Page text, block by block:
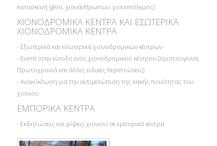
κατασκευή igloo, χιονάνθρωπων, χιονοπόλεμος)
ΧΙΟΝΟΔΡΟΜΙΚΑ ΚΕΝΤΡΑ ΚΑΙ ΕΣΩΤΕΡΙΚΑ
ΧΙΟΝΟΔΡΟΜΙΚΑ ΚΕΝΤΡΑ
- Εξωτερικά και εσωτερικά χιονοδρομικών κέντρων
- Event στην είσοδο ενός χιονοδρομικού κέντρου (Χριστούγεννα,
Πρωτοχρονιά και άλλες ειδικές περιπτώσεις)
- Ανακύκλωση για την αντιμετώπιση της κακής ποιότητας του
χιονιου
ΕΜΠΟΡΙΚΑ ΚΕΝΤΡΑ
- Εκδηλώσεις και ρίψεις χιονιού σε εμπορικά κέντρα